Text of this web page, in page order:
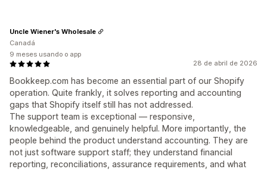
28 de abril de 2026
Bookkeep.com has become an essential part of our Shopify
operation. Quite frankly, it solves reporting and accounting
gaps that Shopify itself still has not addressed.
The support team is exceptional — responsive,
knowledgeable, and genuinely helpful. More importantly, the
people behind the product understand accounting. They are
not just software support staff; they understand financial
reporting, reconciliations, assurance requirements, and what
Uncle Wiener's Wholesale
Canadá
9 meses usando o app